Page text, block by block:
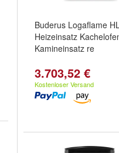
Buderus Logaflame
Heizeinsatz
Kamineinsatz re
3.703,52 €
Kostenloser Versand